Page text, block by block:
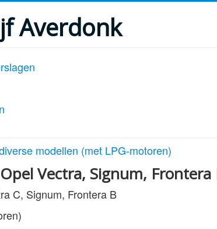
Averdonk
modellen (met LPG-motoren)
Vectra, Signum,
C, Signum, Frontera B